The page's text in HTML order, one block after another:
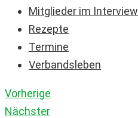
Mitglieder im Interview
Rezepte
Termine
Verbandsleben
Vorherige
Nächster